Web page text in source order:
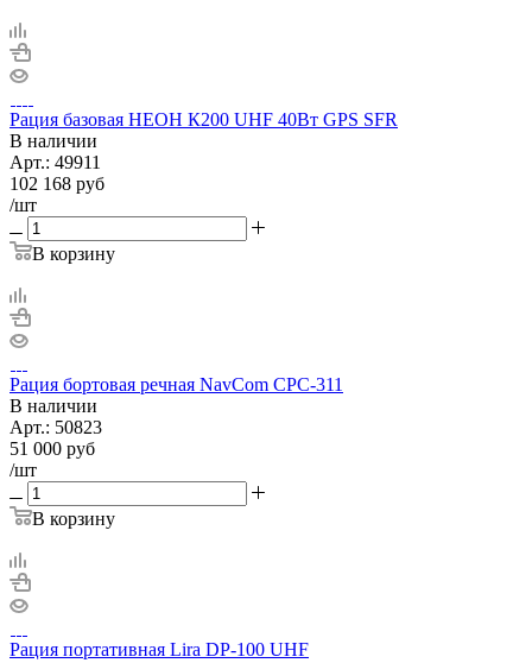
Рация базовая НЕОН К200 UHF 40Вт GPS SFR
В наличии
Арт.: 49911
102 168 руб
/шт
В корзину
Рация бортовая речная NavCom CPC-311
В наличии
Арт.: 50823
51 000 руб
/шт
В корзину
Рация портативная Lira DP-100 UHF